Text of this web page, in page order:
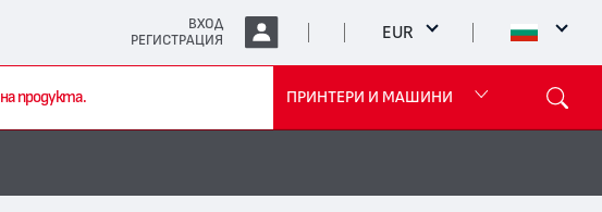
ВХОД
РЕГИСТРАЦИЯ
EUR
ПРИНТЕРИ И МАШИНИ